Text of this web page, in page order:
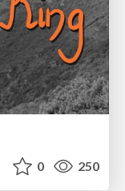
0 250